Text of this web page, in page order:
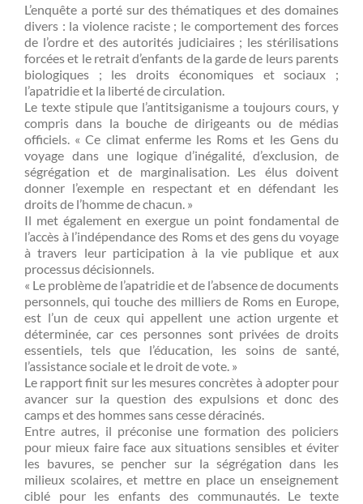
L’enquête a porté sur des thématiques et des domaines
divers : la violence raciste ; le comportement des forces
de l’ordre et des autorités judiciaires ; les stérilisations
forcées et le retrait d’enfants de la garde de leurs parents
biologiques ; les droits économiques et sociaux ;
l’apatridie et la liberté de circulation.
Le texte stipule que l’antitsiganisme a toujours cours, y
compris dans la bouche de dirigeants ou de médias
officiels. « Ce climat enferme les Roms et les Gens du
voyage dans une logique d’inégalité, d’exclusion, de
ségrégation et de marginalisation. Les élus doivent
donner l’exemple en respectant et en défendant les
droits de l’homme de chacun. »
Il met également en exergue un point fondamental de
l’accès à l’indépendance des Roms et des gens du voyage
à travers leur participation à la vie publique et aux
processus décisionnels.
« Le problème de l’apatridie et de l’absence de documents
personnels, qui touche des milliers de Roms en Europe,
est l’un de ceux qui appellent une action urgente et
déterminée, car ces personnes sont privées de droits
essentiels, tels que l’éducation, les soins de santé,
l’assistance sociale et le droit de vote. »
Le rapport finit sur les mesures concrètes à adopter pour
avancer sur la question des expulsions et donc des
camps et des hommes sans cesse déracinés.
Entre autres, il préconise une formation des policiers
pour mieux faire face aux situations sensibles et éviter
les bavures, se pencher sur la ségrégation dans les
milieux scolaires, et mettre en place un enseignement
ciblé pour les enfants des communautés. Le texte